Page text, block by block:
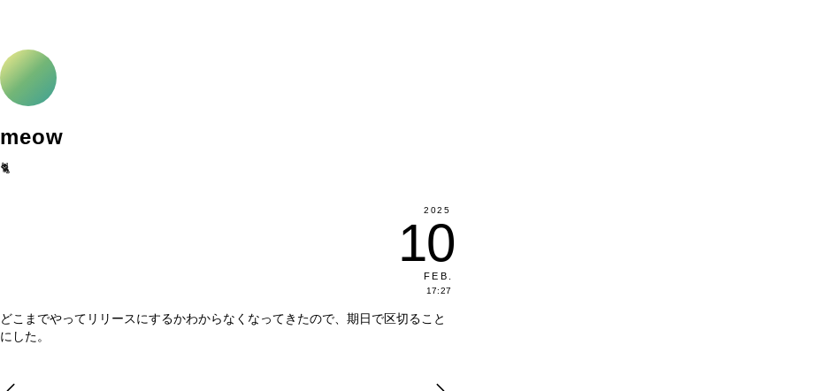
meow
🐈
2025
10
FEB
17:27
どこまでやってリリースにするかわからなくなってきたので、期日で区切ること
にした。